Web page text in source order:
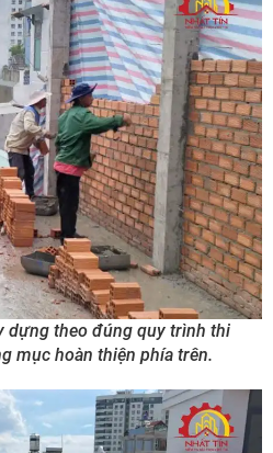
dựng theo đúng quy trình thi
mục hoàn thiện phía trên.